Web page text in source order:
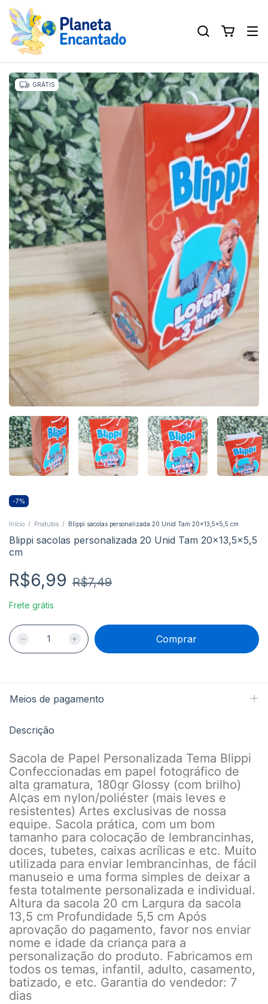
GRÁTIS
-7%
Início / Produtos / Blippi sacolas personalizada 20 Unid Tam 20x13,5x5,5 cm
Blippi sacolas personalizada 20 Unid Tam 20x13,5x5,5
cm
R$6,99 R$7,49
Frete grátis
Meios de pagamento
Descrição
Sacola de Papel Personalizada Tema Blippi
Confeccionadas em papel fotográfico de
alta gramatura, 180gr Glossy (com brilho)
Alças em nylon/poliéster (mais leves e
resistentes) Artes exclusivas de nossa
equipe. Sacola prática, com um bom
tamanho para colocação de lembrancinhas,
doces, tubetes, caixas acrílicas e etc. Muito
utilizada para enviar lembrancinhas, de fácil
manuseio e uma forma simples de deixar a
festa totalmente personalizada e individual.
Altura da sacola 20 cm Largura da sacola
13,5 cm Profundidade 5,5 cm Após
aprovação do pagamento, favor nos enviar
nome e idade da criança para a
personalização do produto. Fabricamos em
todos os temas, infantil, adulto, casamento,
batizado, e etc. Garantia do vendedor: 7
dias